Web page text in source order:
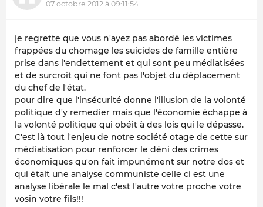
07 octobre 2012 à 09:11:54
je regrette que vous n'ayez pas abordé les victimes
frappées du chomage les suicides de famille entière
prise dans l'endettement et qui sont peu médiatisées
et de surcroit qui ne font pas l'objet du déplacement
du chef de l'état.
pour dire que l'insécurité donne l'illusion de la volonté
politique d'y remedier mais que l'économie échappe à
la volonté politique qui obéit à des lois qui le dépasse.
C'est là tout l'enjeu de notre société otage de cette sur
médiatisation pour renforcer le déni des crimes
économiques qu'on fait impunément sur notre dos et
qui était une analyse communiste celle ci est une
analyse libérale le mal c'est l'autre votre proche votre
vosin votre fils!!!